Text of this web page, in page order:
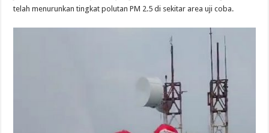
telah menurunkan tingkat polutan PM 2.5 di sekitar area uji coba.